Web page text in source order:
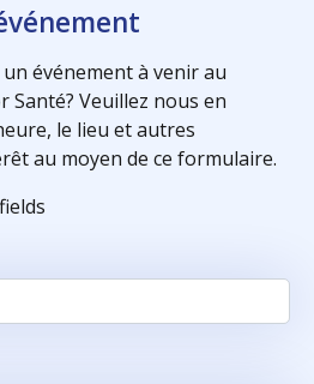
événement à venir au
Veuillez nous en
le lieu et autres
au moyen de ce formulaire.